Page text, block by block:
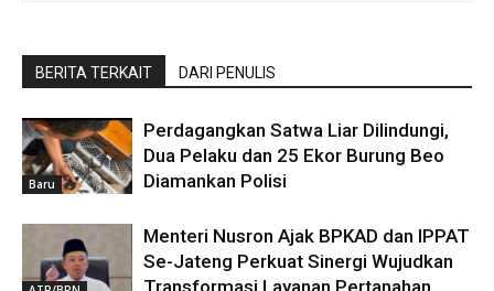
BERITA TERKAIT DARI PENULIS
Baru
Perdagangkan Satwa Liar Dilindungi,
Dua Pelaku dan 25 Ekor Burung Beo
Diamankan Polisi
Menteri Nusron Ajak BPKAD dan IPPAT
Se-Jateng Perkuat Sinergi Wujudkan
Transformasi Layanan Pertanahan